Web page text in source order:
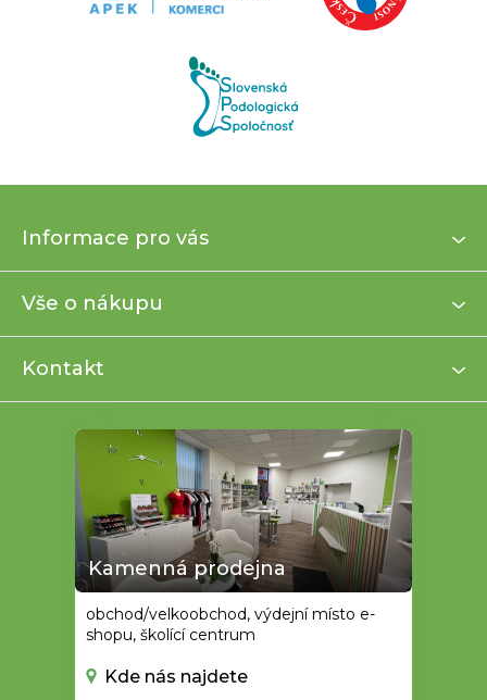
p
t
Informace pro vás
Vše o nákupu
Kontakt
Kamenná prodejna
obchod/velkoobchod, výdejní místo e-
shopu, školící centrum
Kde nás najdete